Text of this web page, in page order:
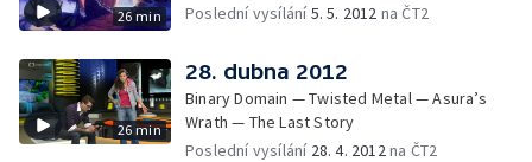
26 min
Poslední vysílání5. 5. 2012 na ČT2
26 min
28. dubna 2012
Binary Domain — Twisted Metal — Asura’s
Wrath — The Last Story
Poslední vysílání 28. 4. 2012na ČT2